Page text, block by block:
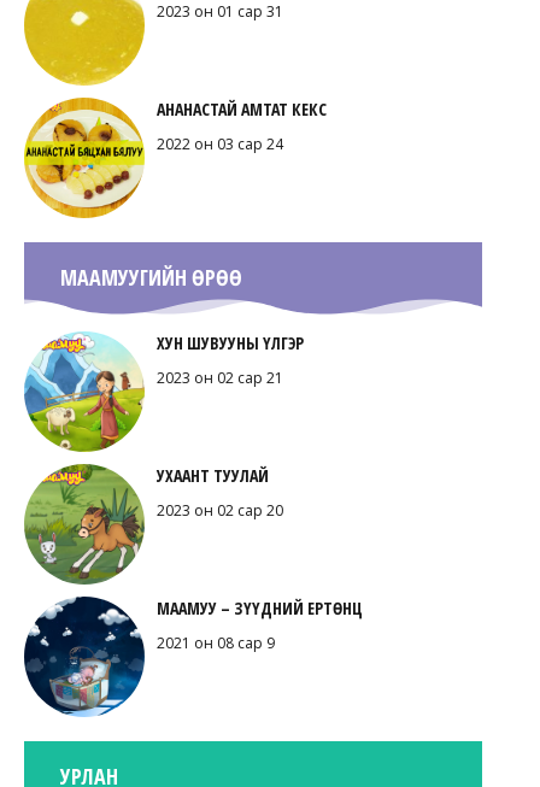
2023 он 01 сар 31
АНАНАСТАЙ АМТАТ КЕКС
2022 он 03 сар 24
МААМУУГИЙН ӨРӨӨ
ХУН ШУВУУНЫ ҮЛГЭР
2023 он 02 сар 21
УХААНТ ТУУЛАЙ
2023 он 02 сар 20
МААМУУ – ЗҮҮДНИЙ ЕРТӨНЦ
2021 он 08 сар 9
УРЛАН